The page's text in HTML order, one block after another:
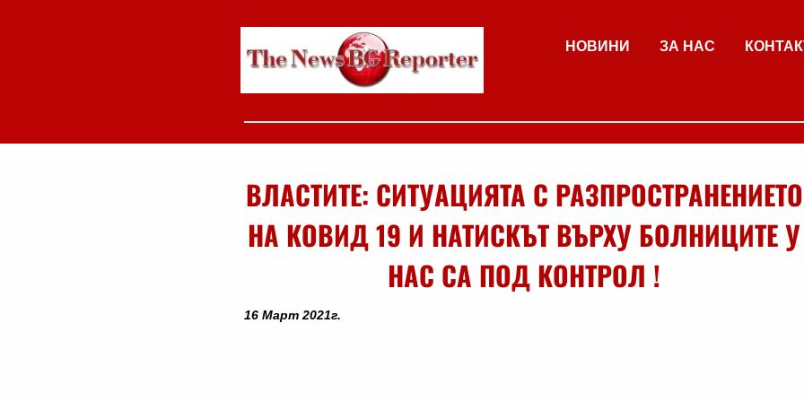
НОВИНИ ЗА НАС
ВЛАСТИТЕ: СИТУАЦИЯТА С РАЗПРОСТРАНЕНИЕТО
НА КОВИД 19 И НАТИСКЪТ ВЪРХУ БОЛНИЦИТЕ У
НАС СА ПОД КОНТРОЛ !
16 Март 2021г.